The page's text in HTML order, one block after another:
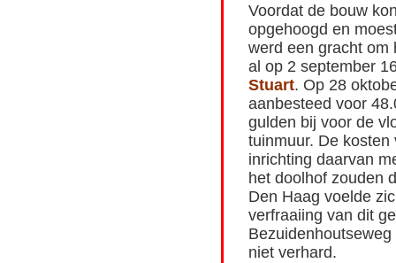
Voordat de bouw
opgehoogd en
werd een gracht om
al op 2 september
Stuart. Op 28
aanbesteed voor
gulden bij voor de
tuinmuur. De
inrichting daarvan
het doolhof zouden
Den Haag voelde
verfraaiing van dit
niet verhard.